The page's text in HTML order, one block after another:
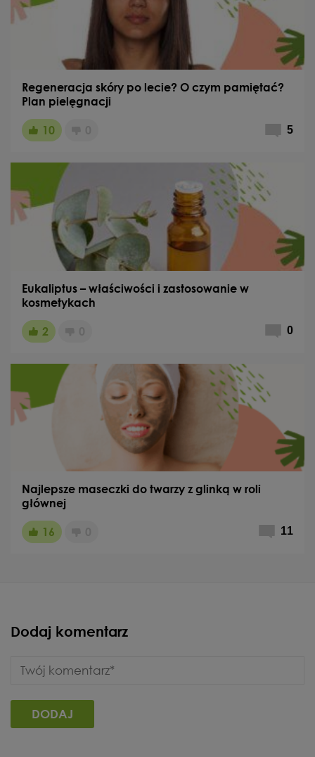
Regeneracja skóry po lecie? O czym pamiętać?
Plan pielęgnacji
10 5
Eukaliptus – właściwości i zastosowanie w
kosmetykach
2 0
Najlepsze maseczki do twarzy z glinką w roli
głównej
16 11
Dodaj komentarz